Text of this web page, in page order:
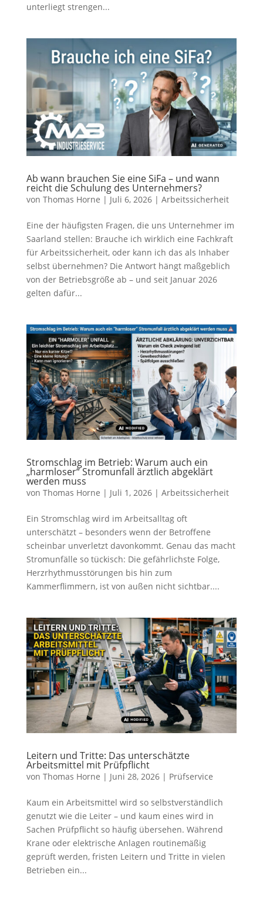
unterliegt strengen...
Ab wann brauchen Sie eine SiFa – und wann
reicht die Schulung des Unternehmers?
von Thomas Horne | Juli 6, 2026| Arbeitssicherheit
Eine der häufigsten Fragen, die uns Unternehmer im
Saarland stellen: Brauche ich wirklich eine Fachkraft
für Arbeitssicherheit, oder kann ich das als Inhaber
selbst übernehmen? Die Antwort hängt maßgeblich
von der Betriebsgröße ab – und seit Januar 2026
gelten dafür...
Stromschlag im Betrieb: Warum auch ein
„harmloser“ Stromunfall ärztlich abgeklärt
werden muss
von Thomas Horne | Juli 1, 2026| Arbeitssicherheit
Ein Stromschlag wird im Arbeitsalltag oft
unterschätzt – besonders wenn der Betroffene
scheinbar unverletzt davonkommt. Genau das macht
Stromunfälle so tückisch: Die gefährlichste Folge,
Herzrhythmusstörungen bis hin zum
Kammerflimmern, ist von außen nicht sichtbar....
Leitern und Tritte: Das unterschätzte
Arbeitsmittel mit Prüfpflicht
von Thomas Horne | Juni 28, 2026| Prüfservice
Kaum ein Arbeitsmittel wird so selbstverständlich
genutzt wie die Leiter – und kaum eines wird in
Sachen Prüfpflicht so häufig übersehen. Während
Krane oder elektrische Anlagen routinemäßig
geprüft werden, fristen Leitern und Tritte in vielen
Betrieben ein...